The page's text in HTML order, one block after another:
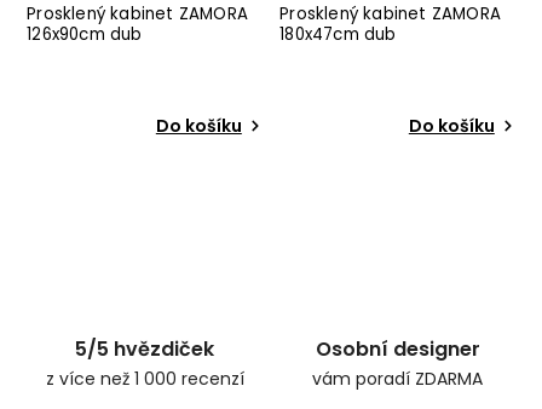
Prosklený kabinet ZAMORA
126x90cm dub
Do košíku
Prosklený kabinet ZAMORA
180x47cm dub
Do košíku
5/5 hvězdiček
z více než 1 000 recenzí
Osobní designer
vám poradí ZDARMA